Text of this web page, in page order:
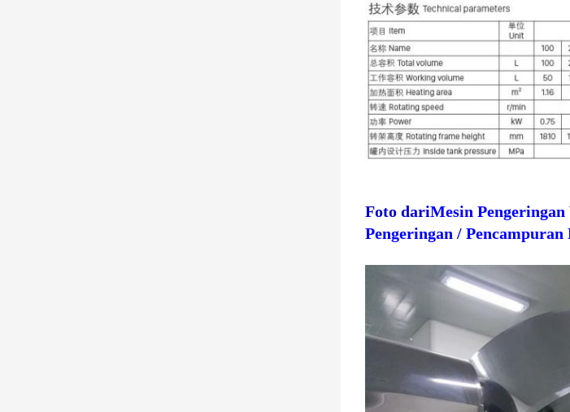
Foto dariMesin
Pengeringan / Pencampuran